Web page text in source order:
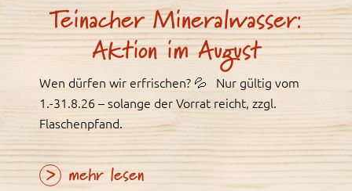
Teinacher Mineralwasser:
Aktion im August
Wen dürfen wir erfrischen? 💦 Nur gültig vom
1.-31.8.26 – solange der Vorrat reicht, zzgl.
Flaschenpfand.
mehr lesen